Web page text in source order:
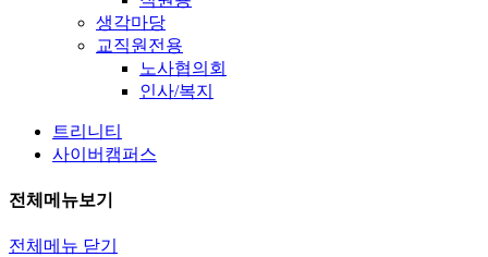
생각마당
교직원전용
노사협의회
인사/복지
트리니티
사이버캠퍼스
전체메뉴보기
전체메뉴 닫기